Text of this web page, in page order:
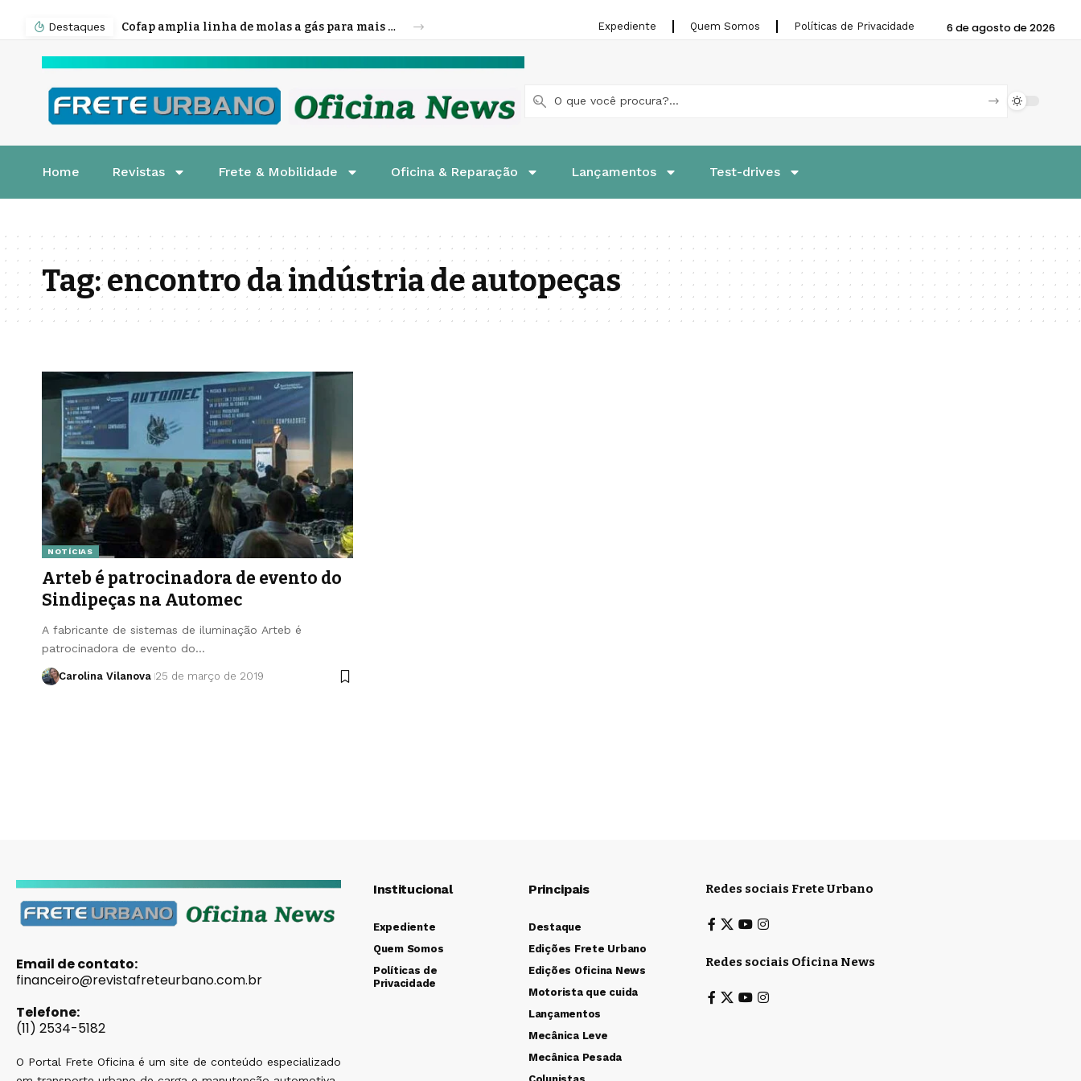
Destaques Cofap amplia linha de molas a gás para mais veículos leves e pesados Expediente Quem Somos Políticas de Privacidade 6 de agosto de 2026
Home Revistas Frete & Mobilidade Oficina & Reparação Lançamentos Test-drives
Tag:encontro da indústria de autopeças
NOTÍCIAS
Arteb é patrocinadora de evento do
Sindipeças na Automec
A fabricante de sistemas de iluminação Arteb é
patrocinadora de evento do…
Carolina Vilanova 25 de março de 2019
Email de contato:
financeiro@revistafreteurbano.com.br
Telefone:
(11) 2534-5182
O Portal Frete Oficina é um site de conteúdo especializado
Institucional
Expediente
Quem Somos
Políticas de
Privacidade
Principais
Destaque
Edições Frete Urbano
Edições Oficina News
Motorista que cuida
Lançamentos
Mecânica Leve
Mecânica Pesada
Redes sociais Frete Urbano
Redes sociais Oficina News